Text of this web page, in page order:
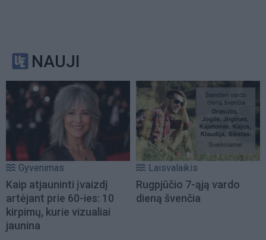
NAUJI
Gyvenimas
Kaip atjauninti įvaizdį
artėjant prie 60-ies: 10
kirpimų, kurie vizualiai
jaunina
Laisvalaikis
Rugpjūčio 7-ąją vardo
dieną švenčia